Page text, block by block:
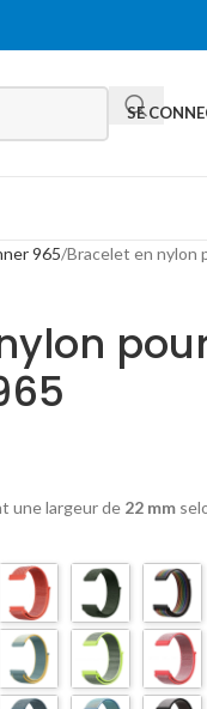
SE
965 Bracelet en nylon
une largeur de 22 mm